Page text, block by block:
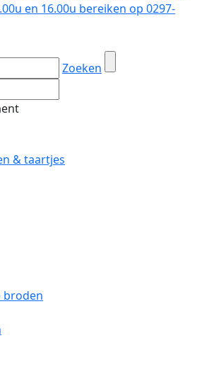
en 16.00u bereiken op 0297-
Zoeken
& taartjes
broden